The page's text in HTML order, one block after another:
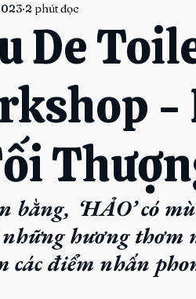
De
-
2 phút đọc
bằng, ‘HẢO’ có
hương
các điểm nhấn